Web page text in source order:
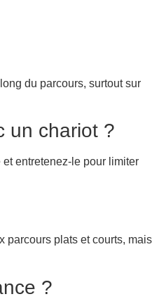
du parcours, surtout sur
un chariot ?
entretenez-le pour limiter
parcours plats et courts, mais
?